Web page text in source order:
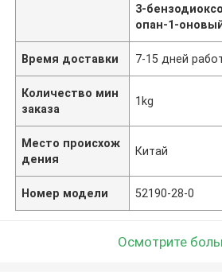
3-
опан-1-
Время доставки 7-15 дней
Количество мин
заказа
1kg
Место происхож
дения
Китай
Номер модели 52190-28-0
Осмотрите